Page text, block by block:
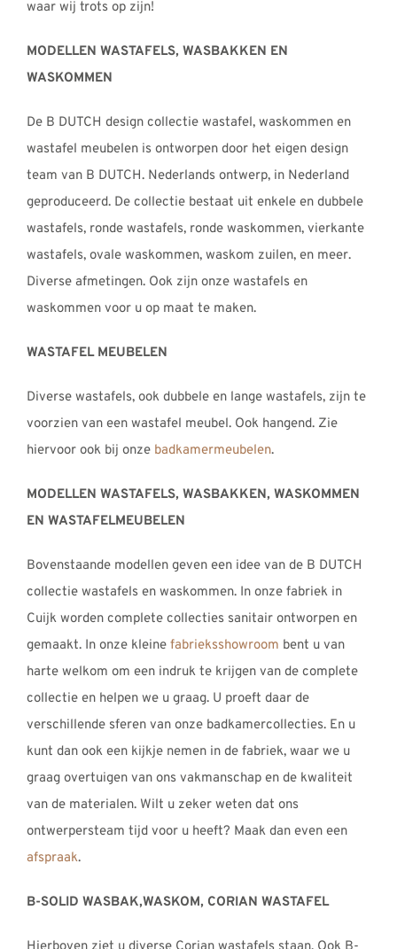
waar wij trots op zijn!
MODELLEN WASTAFELS, WASBAKKEN EN
WASKOMMEN
De B DUTCH design collectie wastafel, waskommen en
wastafel meubelen is ontworpen door het eigen design
team van B DUTCH. Nederlands ontwerp, in Nederland
geproduceerd. De collectie bestaat uit enkele en dubbele
wastafels, ronde wastafels, ronde waskommen, vierkante
wastafels, ovale waskommen, waskom zuilen, en meer.
Diverse afmetingen. Ook zijn onze wastafels en
waskommen voor u op maat te maken.
WASTAFEL MEUBELEN
Diverse wastafels, ook dubbele en lange wastafels, zijn te
voorzien van een wastafel meubel. Ook hangend. Zie
hiervoor ook bij onze badkamermeubelen.
MODELLEN WASTAFELS, WASBAKKEN, WASKOMMEN
EN WASTAFELMEUBELEN
Bovenstaande modellen geven een idee van de B DUTCH
collectie wastafels en waskommen. In onze fabriek in
Cuijk worden complete collecties sanitair ontworpen en
gemaakt. In onze kleine fabrieksshowroom bent u van
harte welkom om een indruk te krijgen van de complete
collectie en helpen we u graag. U proeft daar de
verschillende sferen van onze badkamercollecties. En u
kunt dan ook een kijkje nemen in de fabriek, waar we u
graag overtuigen van ons vakmanschap en de kwaliteit
van de materialen. Wilt u zeker weten dat ons
ontwerpersteam tijd voor u heeft? Maak dan even een
afspraak.
B-SOLID WASBAK,WASKOM, CORIAN WASTAFEL